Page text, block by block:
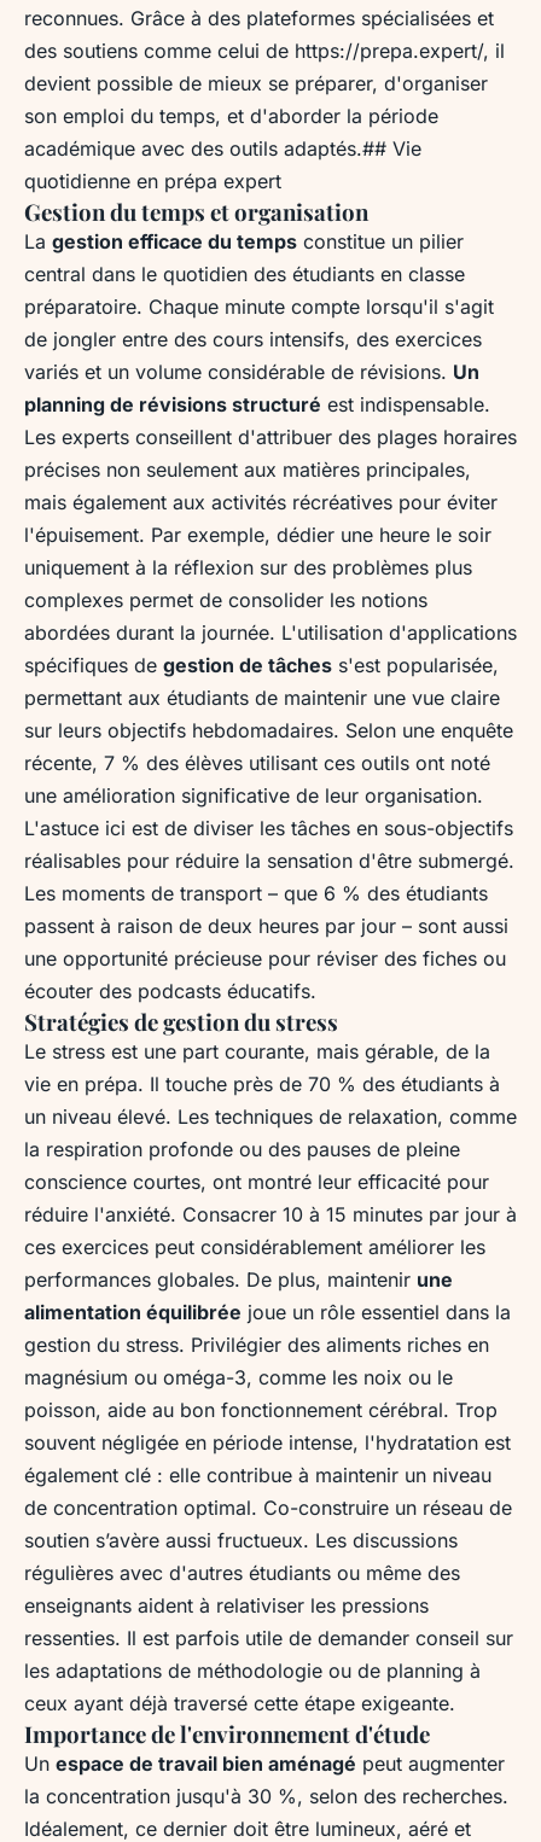
reconnues. Grâce à des plateformes spécialisées et
des soutiens comme celui de https://prepa.expert/, il
devient possible de mieux se préparer, d'organiser
son emploi du temps, et d'aborder la période
académique avec des outils adaptés.## Vie
quotidienne en prépa expert
Gestion du temps et organisation
La gestion efficace du temps constitue un pilier
central dans le quotidien des étudiants en classe
préparatoire. Chaque minute compte lorsqu'il s'agit
de jongler entre des cours intensifs, des exercices
variés et un volume considérable de révisions. Un
planning de révisions structuré est indispensable.
Les experts conseillent d'attribuer des plages horaires
précises non seulement aux matières principales,
mais également aux activités récréatives pour éviter
l'épuisement. Par exemple, dédier une heure le soir
uniquement à la réflexion sur des problèmes plus
complexes permet de consolider les notions
abordées durant la journée. L'utilisation d'applications
spécifiques de gestion de tâches s'est popularisée,
permettant aux étudiants de maintenir une vue claire
sur leurs objectifs hebdomadaires. Selon une enquête
récente, 7 % des élèves utilisant ces outils ont noté
une amélioration significative de leur organisation.
L'astuce ici est de diviser les tâches en sous-objectifs
réalisables pour réduire la sensation d'être submergé.
Les moments de transport – que 6 % des étudiants
passent à raison de deux heures par jour – sont aussi
une opportunité précieuse pour réviser des fiches ou
écouter des podcasts éducatifs.
Stratégies de gestion du stress
Le stress est une part courante, mais gérable, de la
vie en prépa. Il touche près de 70 % des étudiants à
un niveau élevé. Les techniques de relaxation, comme
la respiration profonde ou des pauses de pleine
conscience courtes, ont montré leur efficacité pour
réduire l'anxiété. Consacrer 10 à 15 minutes par jour à
ces exercices peut considérablement améliorer les
performances globales. De plus, maintenir une
alimentation équilibrée joue un rôle essentiel dans la
gestion du stress. Privilégier des aliments riches en
magnésium ou oméga-3, comme les noix ou le
poisson, aide au bon fonctionnement cérébral. Trop
souvent négligée en période intense, l'hydratation est
également clé : elle contribue à maintenir un niveau
de concentration optimal. Co-construire un réseau de
soutien s’avère aussi fructueux. Les discussions
régulières avec d'autres étudiants ou même des
enseignants aident à relativiser les pressions
ressenties. Il est parfois utile de demander conseil sur
les adaptations de méthodologie ou de planning à
ceux ayant déjà traversé cette étape exigeante.
Importance de l'environnement d'étude
Un espace de travail bien aménagé peut augmenter
la concentration jusqu'à 30 %, selon des recherches.
Idéalement, ce dernier doit être lumineux, aéré et